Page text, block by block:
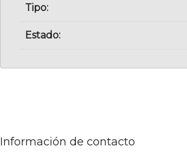
Tipo:
Estado:
Información de contacto